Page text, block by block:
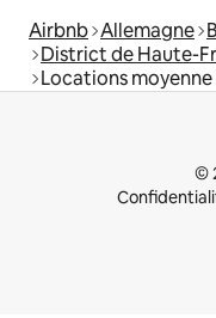
Airbnb Allemagne
District de Haute-
Locations
©